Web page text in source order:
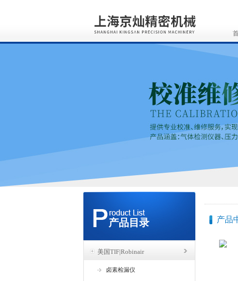
产品目录
美国TIF|Robinair
卤素检漏仪
产品